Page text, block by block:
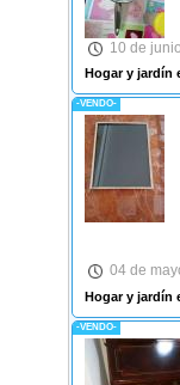
10 de
Hogar y jardín
-VENDO-
04 de
Hogar y jardín
-VENDO-